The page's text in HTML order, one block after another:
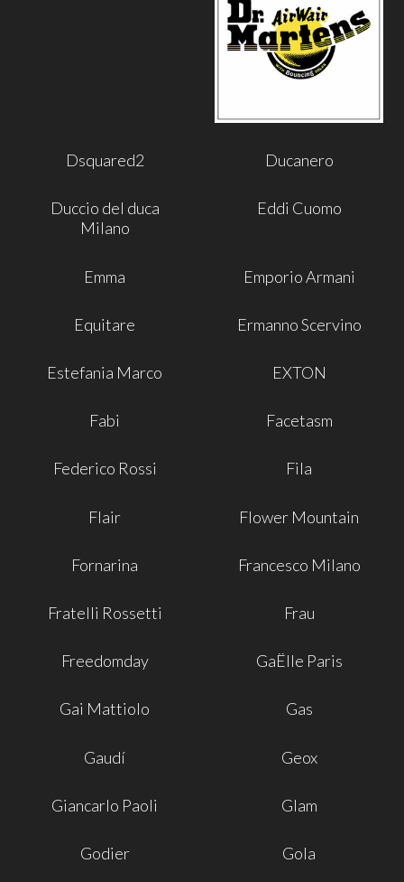
Dsquared2 Ducanero
Duccio del duca
Milano
Eddi Cuomo
Emma Emporio Armani
Equitare Ermanno Scervino
Estefania Marco EXTON
Fabi Facetasm
Federico Rossi Fila
Flair Flower Mountain
Fornarina Francesco Milano
Fratelli Rossetti Frau
Freedomday GaËlle Paris
Gai Mattiolo Gas
Gaudí Geox
Giancarlo Paoli Glam
Godier Gola